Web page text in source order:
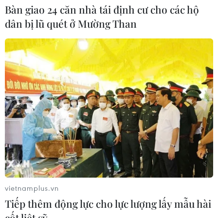
Đưa gốm sứ Bình Dương vào mạng
lưới thủ công sáng tạo thế giới
05/08/2026 11:53
Xuất khẩu gạo Thái Lan giảm gần
19% trong nửa đầu năm 2026
05/08/2026 11:36
Trung Quốc sẽ đáp trả các biện pháp
hạn chế của Mỹ
05/08/2026 11:01
Bàn giao 24 căn nhà tái định cư cho các hộ
dân bị lũ quét ở Mường Than
vietnamplus.vn
Tiếp thêm động lực cho lực lượng lấy mẫu hài